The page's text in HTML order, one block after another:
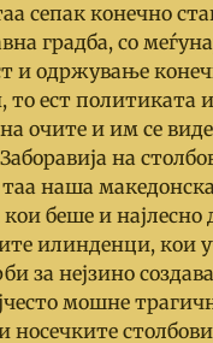
сепак конечно
градба, со
и одржување
то ест политиката
очите и им се виде
на
наша
беше и најлесно
илинденци, кои
за нејзино
мошне